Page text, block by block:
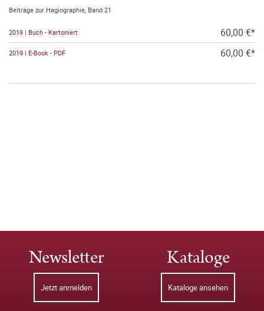
Beiträge zur Hagiographie, Band 21
2019 | Buch - Kartoniert 60,00 €*
2019 | E-Book - PDF 60,00 €*
Newsletter
Jetzt anmelden
Kataloge
Kataloge ansehen